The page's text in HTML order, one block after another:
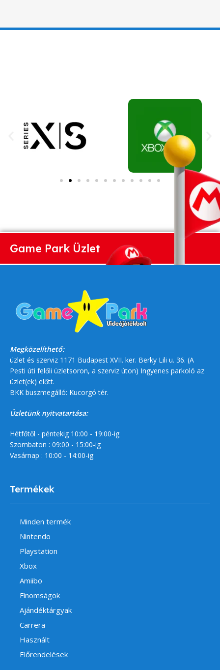
Game Park Üzlet
Megközelíthető:
üzlet és szerviz 1171 Budapest XVII. ker. Berky Lili u. 36. (A
Pesti úti felőli üzletsoron, a szerviz úton) Ingyenes parkoló az
üzlet(ek) előtt.
BKK buszmegálló: Kucorgó tér.
Üzletünk nyitvatartása:
Hétfőtől - péntekig 10:00 - 19:00-ig
Szombaton : 09:00 - 15:00-ig
Vasárnap : 10:00 - 14:00-ig
Termékek
Minden termék
Nintendo
Playstation
Xbox
Amiibo
Finomságok
Ajándéktárgyak
Carrera
Használt
Előrendelések